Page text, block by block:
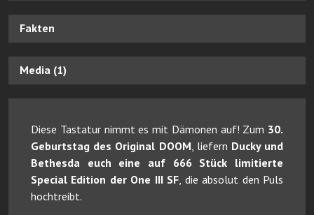
Fakten
Media (1)
Diese Tastatur nimmt es mit Dämonen auf! Zum 30.
Geburtstag des Original DOOM , liefern Ducky und
Bethesda euch eine auf 666 Stück limitierte
Special Edition der One III SF , die absolut den Puls
hochtreibt.